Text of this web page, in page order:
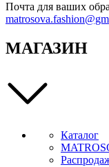
Почта для ваших
МАГАЗИН
Каталог